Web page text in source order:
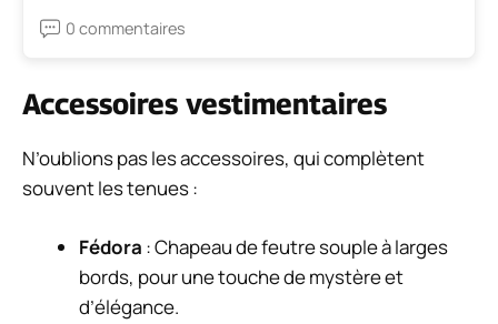
0 commentaires
Accessoires vestimentaires
N’oublions pas les accessoires, qui complètent
souvent les tenues :
Fédora : Chapeau de feutre souple à larges
bords, pour une touche de mystère et
d’élégance.